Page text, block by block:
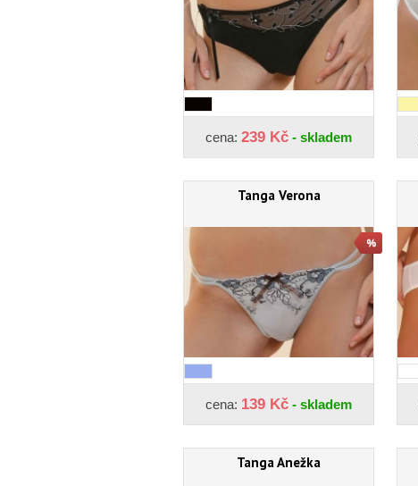
cena: 239 Kč - skladem
Tanga Verona
cena: 139 Kč - skladem
Tanga Anežka